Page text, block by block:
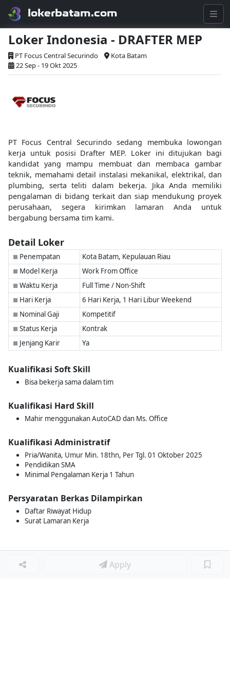
lokerbatam.com
Loker Indonesia - DRAFTER MEP
PT Focus Central Securindo
Kota Batam
22 Sep - 19 Okt 2025
PT Focus Central Securindo sedang membuka lowongan
kerja untuk posisi Drafter MEP. Loker ini ditujukan bagi
kandidat yang mampu membuat dan membaca gambar
teknik, memahami detail instalasi mekanikal, elektrikal, dan
plumbing, serta teliti dalam bekerja. Jika Anda memiliki
pengalaman di bidang terkait dan siap mendukung proyek
perusahaan, segera kirimkan lamaran Anda untuk
bergabung bersama tim kami.
Detail Loker
■ Penempatan Kota Batam, Kepulauan Riau
■ Model Kerja Work From Office
■ Waktu Kerja Full Time / Non-Shift
■ Hari Kerja 6 Hari Kerja, 1 Hari Libur Weekend
■ Nominal Gaji Kompetitif
■ Status Kerja Kontrak
■ Jenjang Karir Ya
Kualifikasi Soft Skill
Bisa bekerja sama dalam tim
Kualifikasi Hard Skill
Mahir menggunakan AutoCAD dan Ms. Office
Kualifikasi Administratif
Pria/Wanita, Umur Min. 18thn, Per Tgl. 01 Oktober 2025
Pendidikan SMA
Minimal Pengalaman Kerja 1 Tahun
Persyaratan Berkas Dilampirkan
Daftar Riwayat Hidup
Surat Lamaran Kerja
Apply